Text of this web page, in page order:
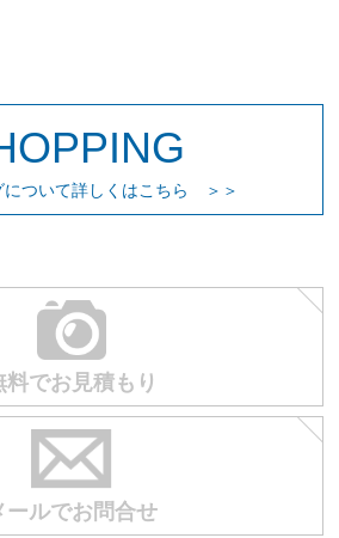
続ける カートへ進む
について詳しくはこちら ＞＞
料でお見積もり
ールでお問合せ